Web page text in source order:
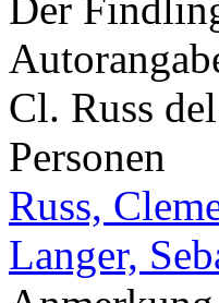
Cl. Russ
Personen
Russ,
Langer,